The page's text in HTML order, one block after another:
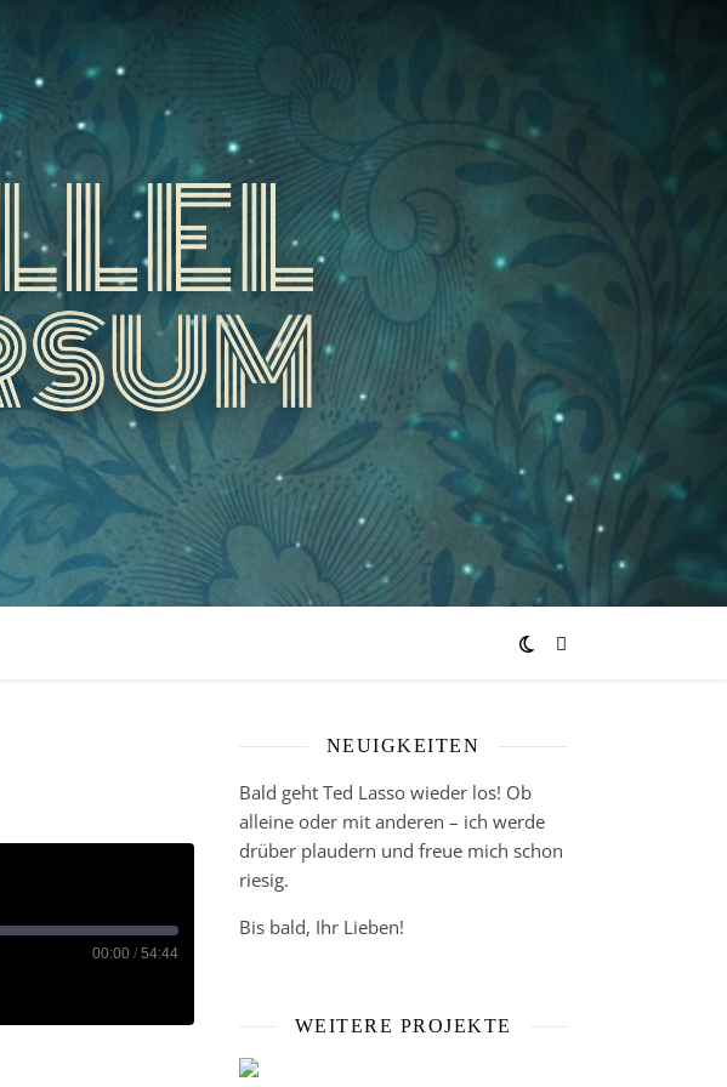
00:00 / 54:44
NEUIGKEITEN
Bald geht Ted Lasso wieder los! Ob
alleine oder mit anderen – ich werde
drüber plaudern und freue mich schon
riesig.
Bis bald, Ihr Lieben!
WEITERE PROJEKTE